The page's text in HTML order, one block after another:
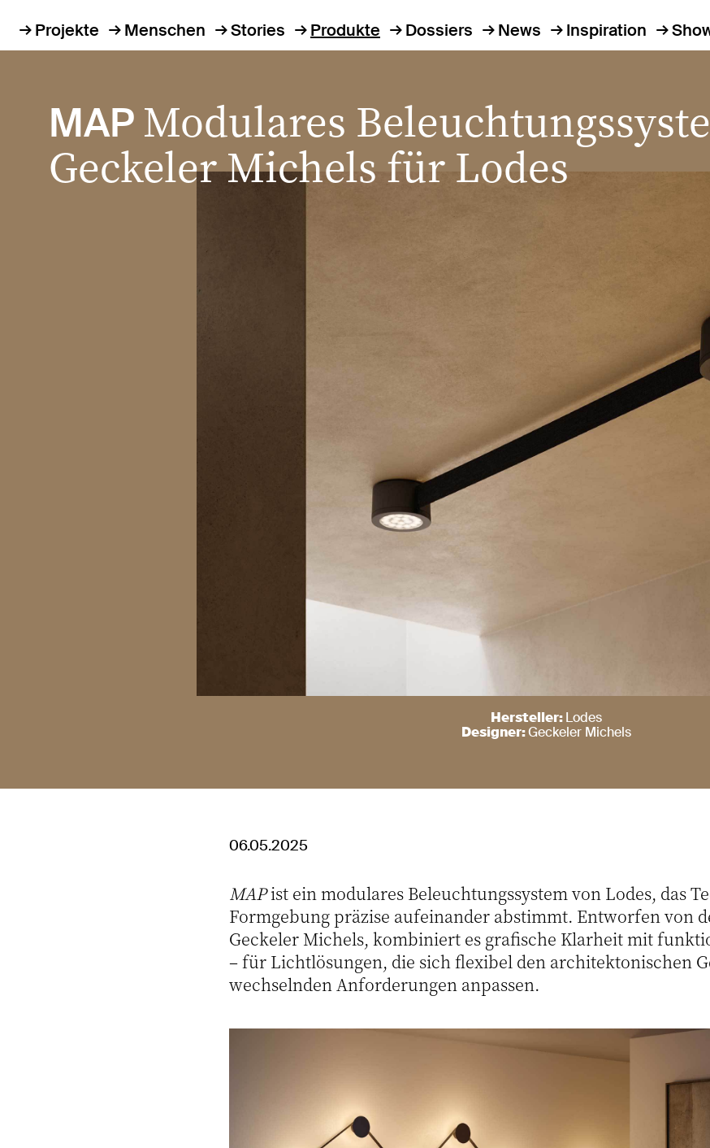
Projekte Menschen Stories Produkte Dossiers News Inspiration
MAP Modulares
Geckeler Michels für Lodes
Hersteller:Lodes
Designer:Geckeler Michels
06.05.2025
MAPist ein modulares Beleuchtungssystem von Lodes, das
Formgebung präzise aufeinander abstimmt. Entworfen von
Geckeler Michels, kombiniert es grafische Klarheit mit
– für Lichtlösungen, die sich flexibel den architektonischen
wechselnden Anforderungen anpassen.